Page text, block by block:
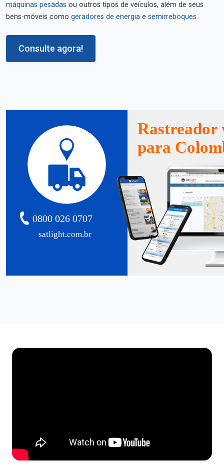
máquinas pesadas ou outros tipos de veículos, além de seus
bens-móveis como geradores de energia e semirreboques.
Consulte agora!
satlight.com.br
0800 026 0707
Rastreador
para